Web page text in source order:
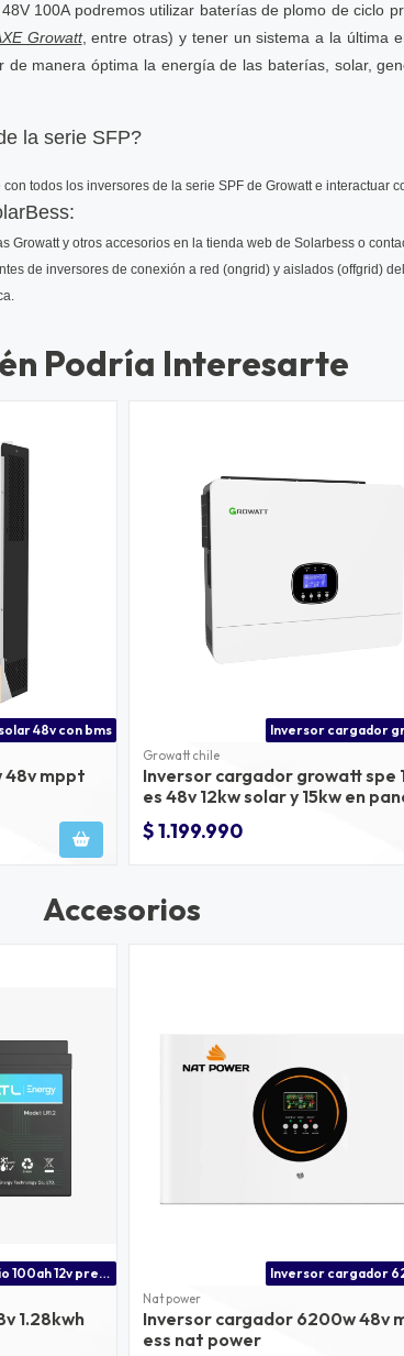
100A podremos utilizar baterías de plomo de ciclo
Growatt, entre otras) y tener un sistema a la última
manera óptima la energía de las baterías, solar,
la serie SFP?
todos los inversores de la serie SPF de Growatt e interactuar
y otros accesorios en la tienda web de Solarbess o
de inversores de conexión a red (ongrid) y aislados (offgrid)
Podría Interesarte
48v con bms
48v mppt
Growatt chile
Inversor cargador growatt spe
es 48v 12kw solar y 15kw en
$ 1.199.990
Accesorios
Batería de litio 100ah 12v precio
1.28kwh
Nat power
Inversor cargador 6200w 48v
ess nat power